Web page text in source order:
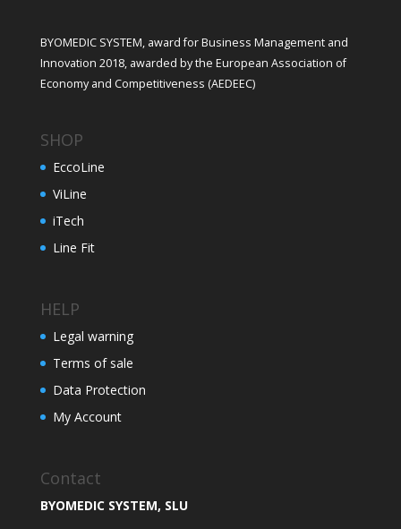
BYOMEDIC SYSTEM, award for Business Management and
Innovation 2018, awarded by the European Association of
Economy and Competitiveness (AEDEEC)
SHOP
EccoLine
ViLine
iTech
Line Fit
HELP
Legal warning
Terms of sale
Data Protection
My Account
Contact
BYOMEDIC SYSTEM, SLU